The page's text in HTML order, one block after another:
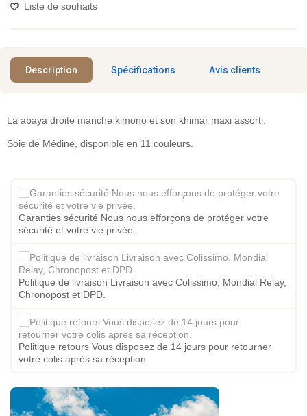
Liste de souhaits
Description Spécifications Avis clients
La abaya droite manche kimono et son khimar maxi assorti.
Soie de Médine, disponible en 11 couleurs.
Garanties sécurité Nous nous efforçons de protéger votre
sécurité et votre vie privée.
Politique de livraison Livraison avec Colissimo, Mondial Relay,
Chronopost et DPD.
Politique retours Vous disposez de 14 jours pour retourner
votre colis après sa réception.